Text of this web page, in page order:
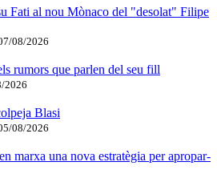
Fati al nou Mònaco del "desolat" Filipe
08/2026
rumors que parlen del seu fill
2026
Blasi
08/2026
marxa una nova estratègia per apropar-